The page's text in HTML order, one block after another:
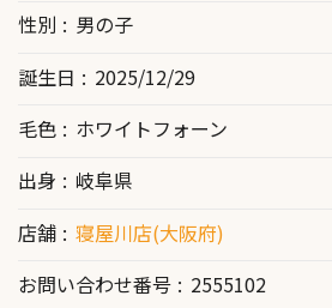
性別
男の子
誕生日
2025/12/29
毛色
ホワイトフォーン
出身
岐阜県
店舗
寝屋川店(大阪府)
お問い合わせ番号
2555102